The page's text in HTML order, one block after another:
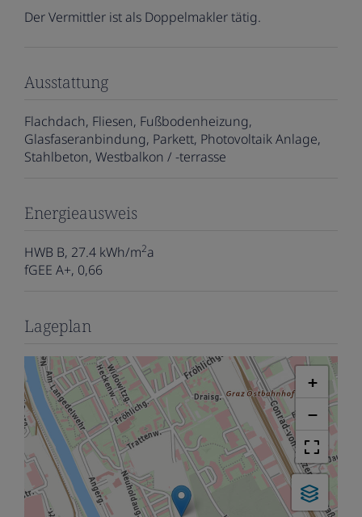
Der Vermittler ist als Doppelmakler tätig.
Ausstattung
Flachdach Fliesen Fußbodenheizung
Glasfaseranbindung Parkett Photovoltaik Anlage
Stahlbeton Westbalkon / -terrasse
Energieausweis
HWB B, 27.4 kWh/m2a
fGEE A+, 0,66
Lageplan
+
−